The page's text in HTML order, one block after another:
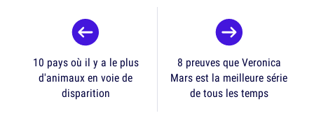
10 pays où il y a le plus
d'animaux en voie de
disparition
8 preuves que Veronica
Mars est la meilleure série
de tous les temps